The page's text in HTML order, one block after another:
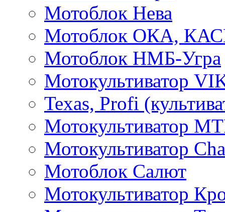
Мотоблок Нева
Мотоблок ОКА,
Мотоблок НМБ-Угра
Мотокультиватор
Texas, Profi
Мотокультиватор
Мотокультиватор
Мотоблок Салют
Мотокультиватор